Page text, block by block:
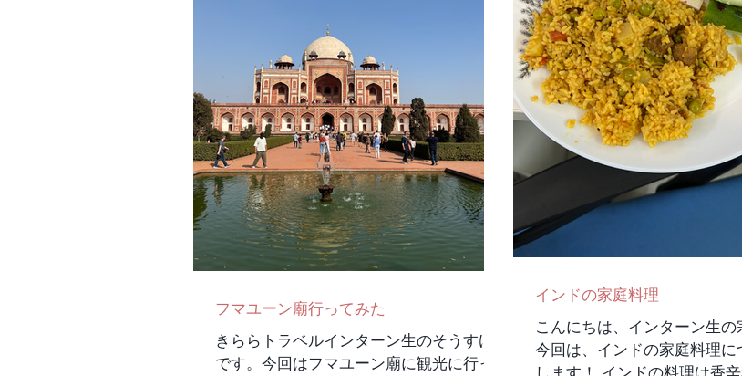
子にも面白かったって言ってもらえた。
超嬉しかった。 この瞬間に仕事の楽しさ
を知ったから本当にやって良かった！ ツ
アーの始めはどうしたら子供たちと仲良
くなれるか、それだけずっと考えてた。
けど、心を開いてくれたらもう楽しい！
めちゃくちゃ話してくれるしインドでの
生活の知恵なども教えてくれる。本当に
ありがとう😊 一番驚いたのは弥栄さんの
話しかけ方、語り方がびっくりするくら
いうまかったこと。 話したいことが細か
く、かつ飽きさせない話し方で話してて
ほんと尊敬です！ いつか自分もこのくら
い話せるといいな〜と思った 以上、フ
しにスピード出してくるから
い！ けどバイクしか交通手段
ひ乗って見て欲しいです。 他
ルズアシュラムも行ってきた
結構気に入ってる！なんかか
い？笑. ここでは1時間くらい
た。入場料が少し高いけどぜ
ズの曲を聴きながら回って見
なんといっても一番楽しかっ
ティング！ できる距離がもの
上になんと、、、、850ルピ
る！！！ 飛び込んだりしてめ
満喫できた！ただカメラが持
てゴープロのお金を要求され
フマユーン廟行ってみた
きららトラベルインターン生のそうすけ
です。今回はフマユーン廟に観光に行っ
インドの家庭料理
こんにちは、インターン生の
今回は、インドの家庭料理に
します！ インドの料理は香辛